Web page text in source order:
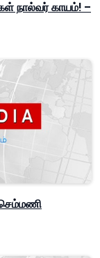
நால்வர் காயம்! –